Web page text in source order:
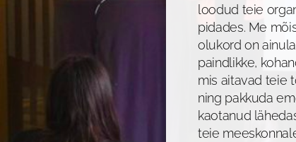
loodud teie
pidades. Me
olukord on
paindlikke,
mis aitavad teie
ning pakkuda
kaotanud
teie